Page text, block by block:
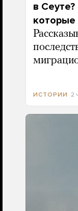
в
которые
ИСТОРИИ 2